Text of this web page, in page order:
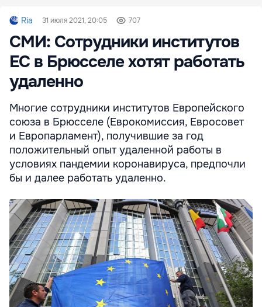
Ria 31 июля 2021, 20:05 707
СМИ: Сотрудники институтов
ЕС в Брюсселе хотят работать
удаленно
Многие сотрудники институтов Европейского
союза в Брюсселе (Еврокомиссия, Евросовет
и Европарламент), получившие за год
положительный опыт удаленной работы в
условиях пандемии коронавируса, предпочли
бы и далее работать удаленно.